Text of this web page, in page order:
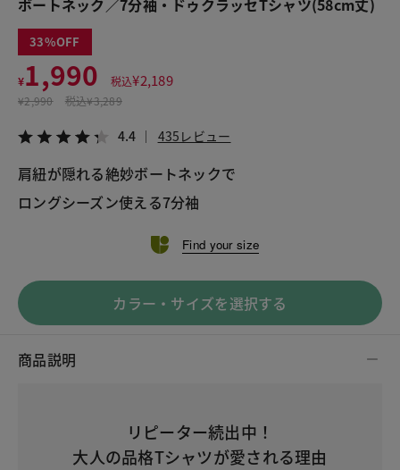
ボートネック／7分袖・ドゥクラッセTシャツ(58cm丈)
33
¥1,990 税込¥2,189
¥2,990 税込¥3,289
4.4 435レビュー
肩紐が隠れる絶妙ボートネックで
Find your size
カラー・サイズを選択する
商品説明
リピーター続出中！
大人の品格Tシャツが愛される理由
¥1,990 税込¥2,189
LINE X